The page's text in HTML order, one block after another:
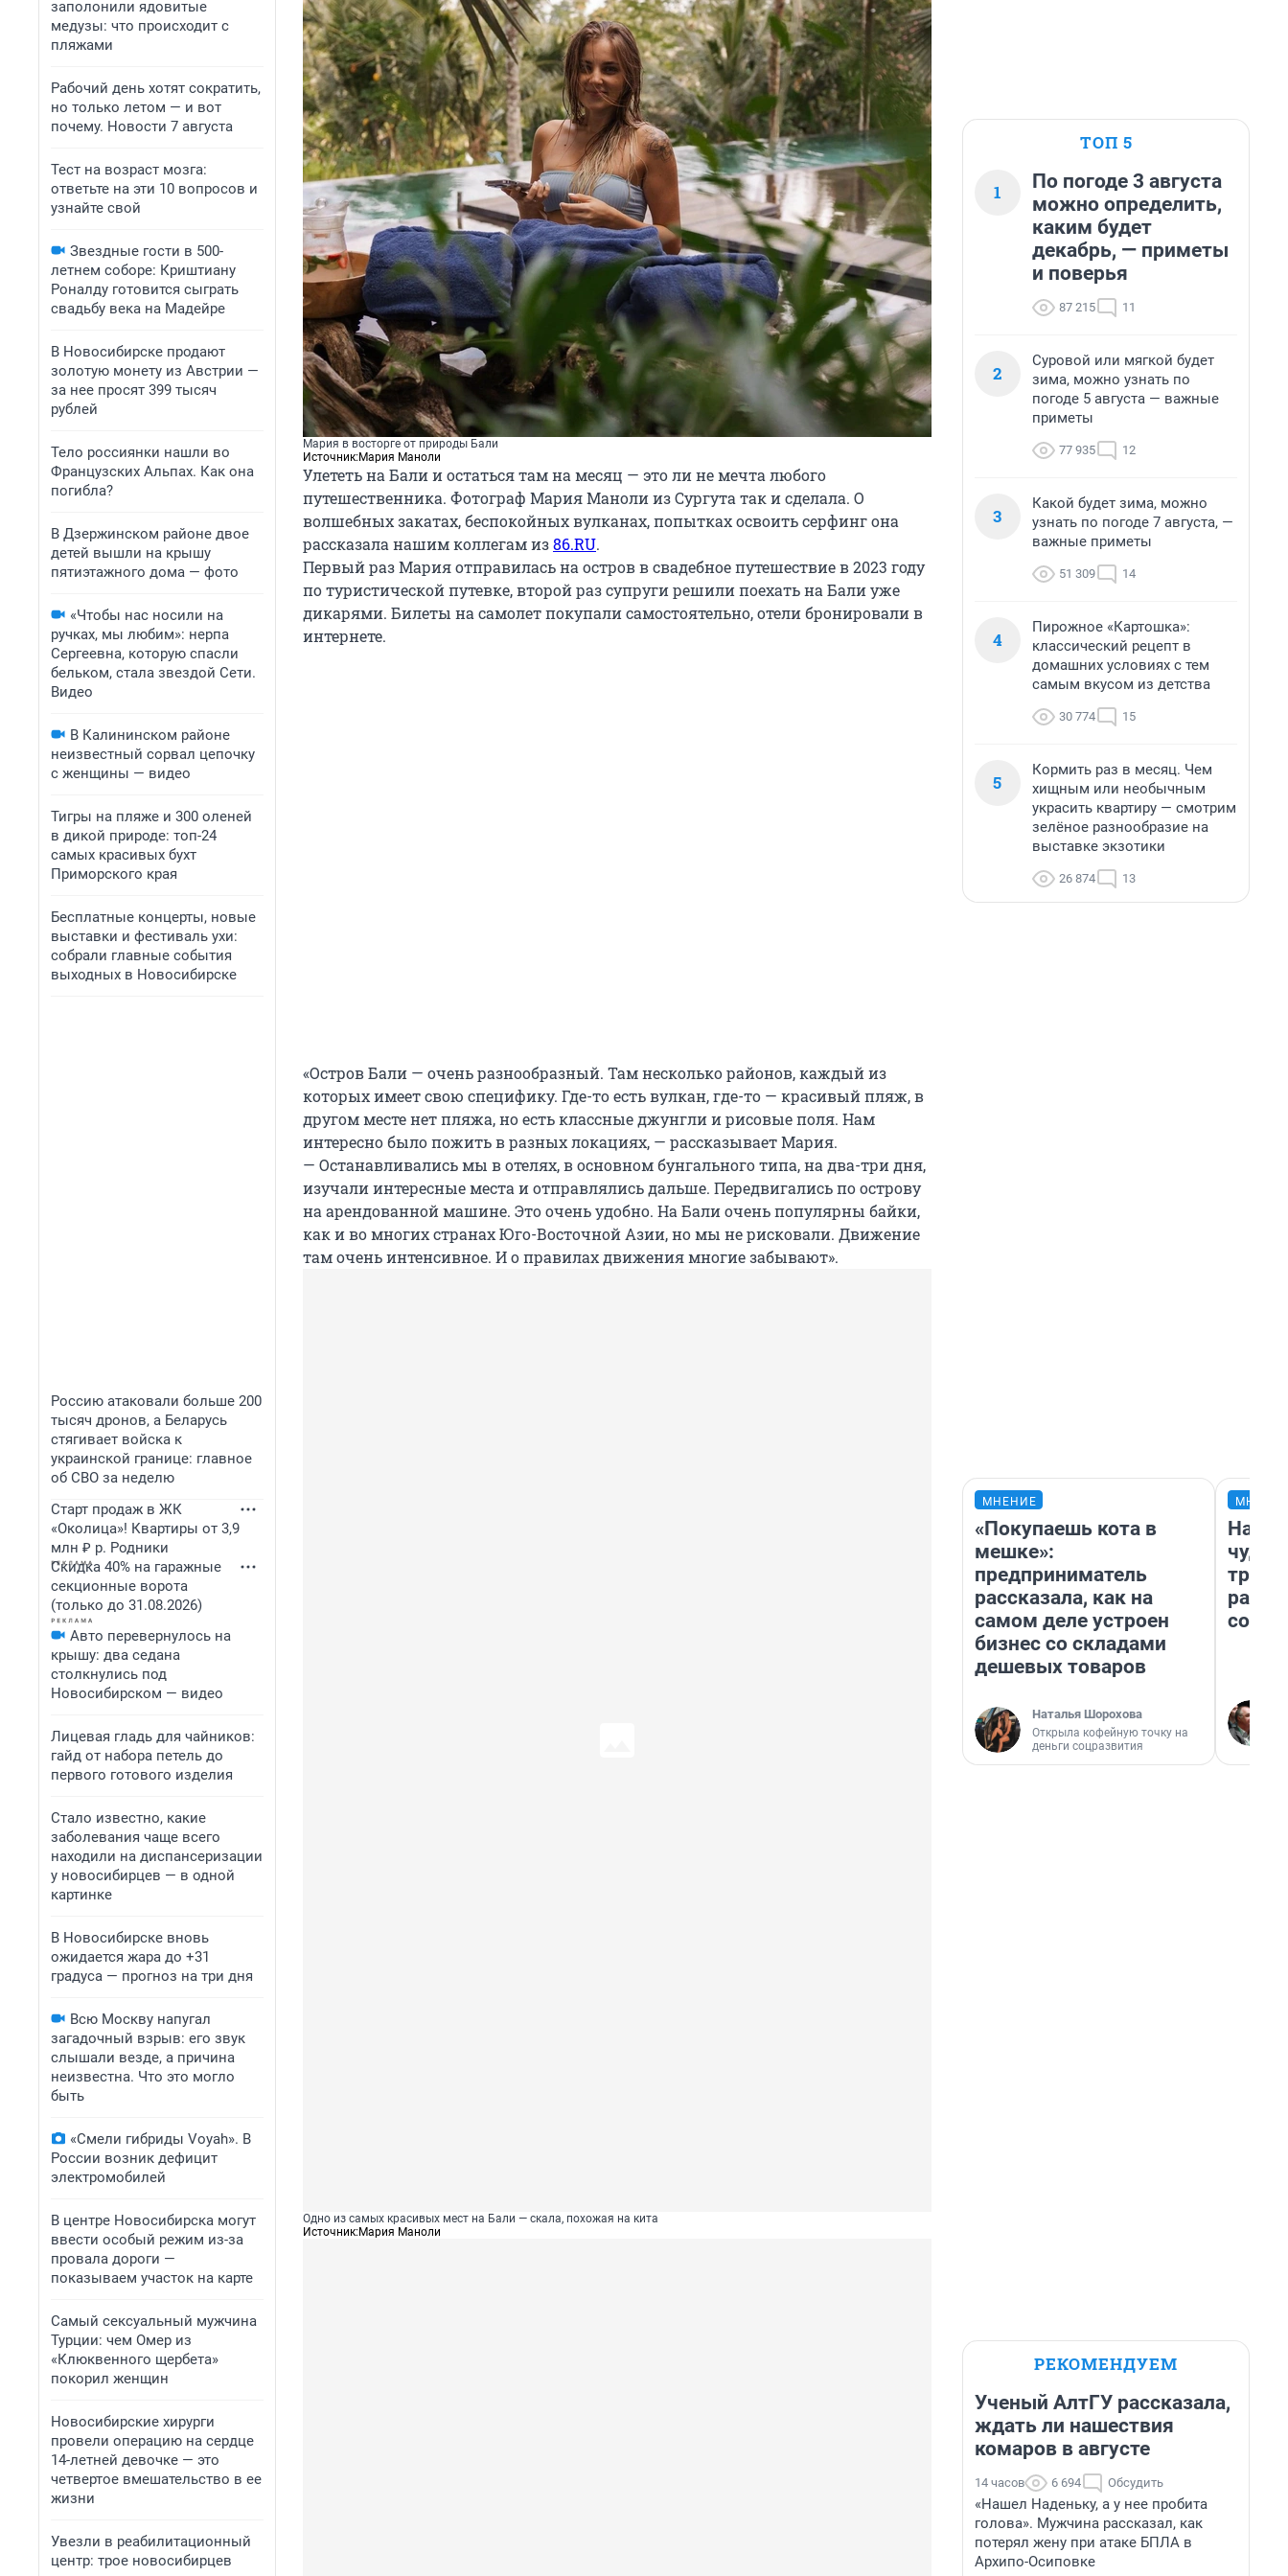
заполонили ядовитые
медузы: что происходит с
пляжами
Рабочий день хотят сократить,
но только летом — и вот
почему. Новости 7 августа
Тест на возраст мозга:
ответьте на эти 10 вопросов и
узнайте свой
Звездные гости в 500-
летнем соборе: Криштиану
Роналду готовится сыграть
свадьбу века на Мадейре
В Новосибирске продают
золотую монету из Австрии —
за нее просят 399 тысяч
рублей
Тело россиянки нашли во
Французских Альпах. Как она
погибла?
В Дзержинском районе двое
детей вышли на крышу
пятиэтажного дома — фото
«Чтобы нас носили на
ручках, мы любим»: нерпа
Сергеевна, которую спасли
бельком, стала звездой Сети.
Видео
В Калининском районе
неизвестный сорвал цепочку
с женщины — видео
Тигры на пляже и 300 оленей
в дикой природе: топ-24
самых красивых бухт
Приморского края
Бесплатные концерты, новые
выставки и фестиваль ухи:
собрали главные события
выходных в Новосибирске
Россию атаковали больше 200
тысяч дронов, а Беларусь
стягивает войска к
украинской границе: главное
об СВО за неделю
Старт продаж в ЖК
«Околица»! Квартиры от 3,9
млн ₽ р. Родники
Скидка 40% на гаражные
секционные ворота
(только до 31.08.2026)
Авто перевернулось на
крышу: два седана
столкнулись под
Новосибирском — видео
Лицевая гладь для чайников:
гайд от набора петель до
первого готового изделия
Стало известно, какие
заболевания чаще всего
находили на диспансеризации
у новосибирцев — в одной
картинке
В Новосибирске вновь
ожидается жара до +31
градуса — прогноз на три дня
Всю Москву напугал
загадочный взрыв: его звук
слышали везде, а причина
неизвестна. Что это могло
быть
«Смели гибриды Voyah». В
России возник дефицит
электромобилей
В центре Новосибирска могут
ввести особый режим из-за
провала дороги —
показываем участок на карте
Самый сексуальный мужчина
Турции: чем Омер из
«Клюквенного щербета»
покорил женщин
Новосибирские хирурги
провели операцию на сердце
14-летней девочке — это
четвертое вмешательство в ее
жизни
Увезли в реабилитационный
центр: трое новосибирцев
Мария в восторге от природы Бали
Источник: Мария Маноли
Улететь на Бали и остаться там на месяц — это ли не мечта любого
путешественника. Фотограф Мария Маноли из Сургута так и сделала. О
волшебных закатах, беспокойных вулканах, попытках освоить серфинг она
рассказала нашим коллегам из86.RU.
Первый раз Мария отправилась на остров в свадебное путешествие в 2023 году
по туристической путевке, второй раз супруги решили поехать на Бали уже
дикарями. Билеты на самолет покупали самостоятельно, отели бронировали в
интернете.
«Остров Бали — очень разнообразный. Там несколько районов, каждый из
которых имеет свою специфику. Где-то есть вулкан, где-то — красивый пляж, в
другом месте нет пляжа, но есть классные джунгли и рисовые поля. Нам
интересно было пожить в разных локациях, — рассказывает Мария.
— Останавливались мы в отелях, в основном бунгального типа, на два-три дня,
изучали интересные места и отправлялись дальше. Передвигались по острову
на арендованной машине. Это очень удобно. На Бали очень популярны байки,
как и во многих странах Юго-Восточной Азии, но мы не рисковали. Движение
там очень интенсивное. И о правилах движения многие забывают».
Одно из самых красивых мест на Бали — скала, похожая на кита
Источник: Мария Маноли
ТОП 5
1
По погоде 3 августа
можно определить,
каким будет
декабрь, — приметы
и поверья
87 215 11
2
Суровой или мягкой будет
зима, можно узнать по
погоде 5 августа — важные
приметы
77 935 12
3
Какой будет зима, можно
узнать по погоде 7 августа, —
важные приметы
51 309 14
4
Пирожное «Картошка»:
классический рецепт в
домашних условиях с тем
самым вкусом из детства
30 774 15
5
Кормить раз в месяц. Чем
хищным или необычным
украсить квартиру — смотрим
зелёное разнообразие на
выставке экзотики
26 874 13
МНЕНИЕ
«Покупаешь кота в
мешке»:
предприниматель
рассказала, как на
самом деле устроен
бизнес со складами
дешевых товаров
Наталья Шорохова
Открыла кофейную точку на
деньги соцразвития
РЕКОМЕНДУЕМ
Ученый АлтГУ рассказала,
ждать ли нашествия
комаров в августе
14 часов 6 694 Обсудить
«Нашел Наденьку, а у нее пробита
голова». Мужчина рассказал, как
потерял жену при атаке БПЛА в
Архипо-Осиповке